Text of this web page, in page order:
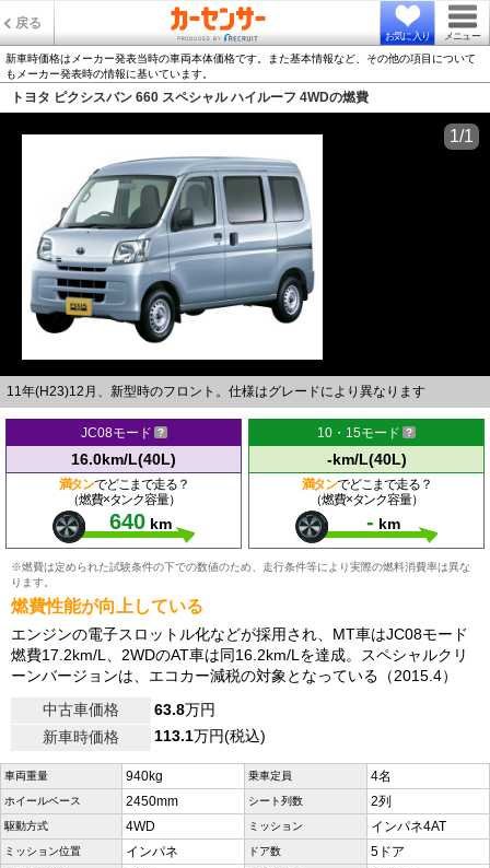
戻る
お気に入り メニュー
新車時価格はメーカー発表当時の車両本体価格です。また基本情報など、その他の項目について
もメーカー発表時の情報に基いています。
トヨタ ピクシスバン 660 スペシャル ハイルーフ 4WDの燃費
11年(H23)12月、新型時のフロント。仕様はグレードにより異なります
1/1
JC08モード
16.0km/L(40L)
満タンでどこまで走る？
（燃費×タンク容量）
640 km
10・15モード
-km/L(40L)
満タンでどこまで走る？
（燃費×タンク容量）
- km
※燃費は定められた試験条件の下での数値のため、走行条件等により実際の燃料消費率は異な
ります。
燃費性能が向上している
エンジンの電子スロットル化などが採用され、MT車はJC08モード
燃費17.2km/L、2WDのAT車は同16.2km/Lを達成。スペシャルクリ
ーンバージョンは、エコカー減税の対象となっている（2015.4）
中古車価格
63.8万円
新車時価格
113.1万円(税込)
車両重量 940kg 乗車定員 4名
ホイールベース 2450mm シート列数 2列
駆動方式 4WD ミッション インパネ4AT
ミッション位置 インパネ ドア数 5ドア